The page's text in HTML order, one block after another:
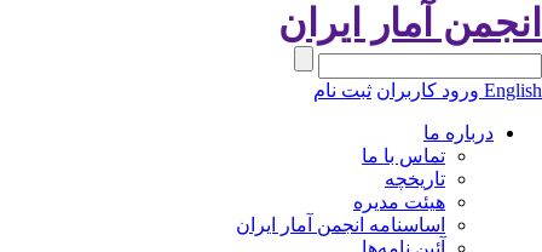
آمار ایران
ورود کاربران ثبت نام
درباره ما
تماس با ما
تاریخچه
هیئت مدیره
اساسنامه انجمن آمار ایران
آئین نامه‌ها